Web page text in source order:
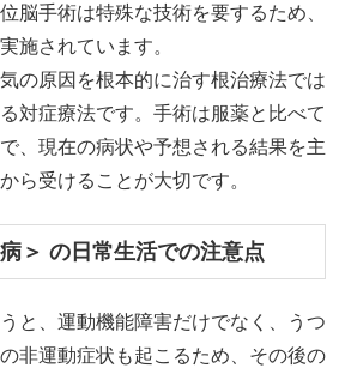
脳手術は特殊な技術を要するため、
施されています。
の原因を根本的に治す根治療法では
対症療法です。手術は服薬と比べて
、現在の病状や予想される結果を主
ら受けることが大切です。
＞ の日常生活での注意点
と、運動機能障害だけでなく、うつ
非運動症状も起こるため、その後の